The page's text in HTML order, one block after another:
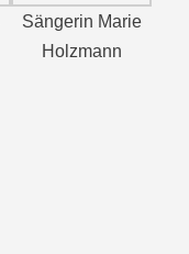
Sängerin Marie
Holzmann